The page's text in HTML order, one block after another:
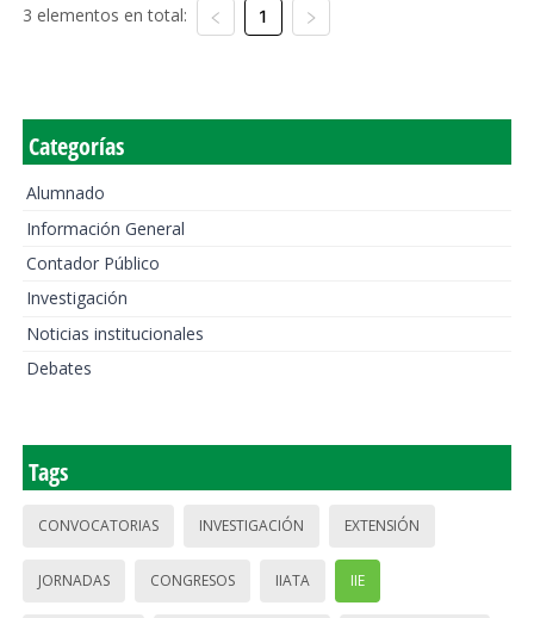
3 elementos en total: 1
Categorías
Alumnado
Información General
Contador Público
Investigación
Noticias institucionales
Debates
Tags
CONVOCATORIAS INVESTIGACIÓN EXTENSIÓN
JORNADAS CONGRESOS IIATA IIE